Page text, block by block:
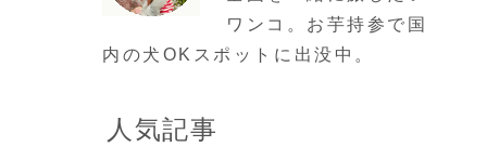
ワンコ。お芋持参で国
内の犬OKスポットに出没中。
人気記事